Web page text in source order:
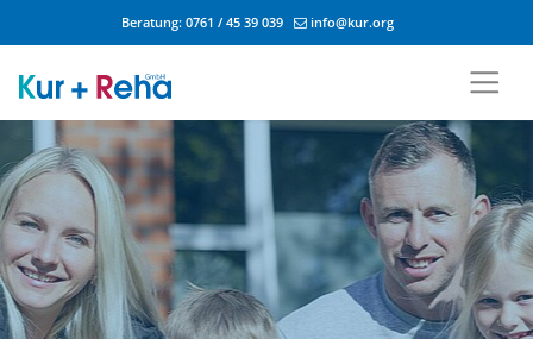
Beratung: 0761 / 45 39 039 info@kur.org